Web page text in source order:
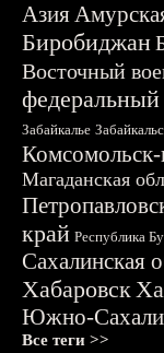
Азия
Биробиджан
Восточный
федеральный
Забайкалье
Магаданская
край Республика
Сахалинская
Хабаровск
Южно-
Все теги >>